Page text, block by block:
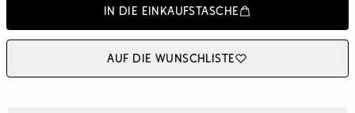
In die Einkaufstasche
Auf die Wunschliste